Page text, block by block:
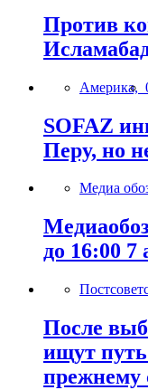
Против
Америка,
SOFAZ
Перу, но
Медиа
до 16:00 7
После
ищут путь
прежнему